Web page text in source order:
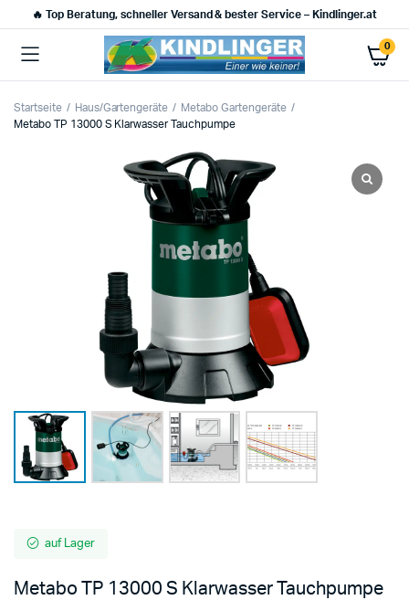
🔥 Top Beratung, schneller Versand & bester Service – Kindlinger.at
0
Startseite Haus/Gartengeräte
Metabo Gartengeräte
Metabo TP 13000 S Klarwasser Tauchpumpe
auf Lager
Metabo TP 13000 S Klarwasser Tauchpumpe